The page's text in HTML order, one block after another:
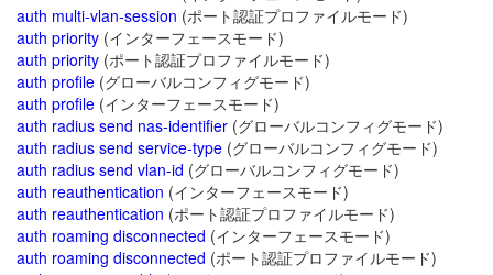
auth multi-vlan-session (ポート認証プロファイルモード)
auth priority (インターフェースモード)
auth priority (ポート認証プロファイルモード)
auth profile (グローバルコンフィグモード)
auth profile (インターフェースモード)
auth radius send nas-identifier (グローバルコンフィグモード)
auth radius send service-type (グローバルコンフィグモード)
auth radius send vlan-id (グローバルコンフィグモード)
auth reauthentication (インターフェースモード)
auth reauthentication (ポート認証プロファイルモード)
auth roaming disconnected (インターフェースモード)
auth roaming disconnected (ポート認証プロファイルモード)